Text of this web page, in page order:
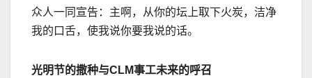
众人一同宣告：主啊，从你的坛上取下火炭，洁净
我的口舌，使我说你要我说的话。
光明节的撒种与CLM事工未来的呼召